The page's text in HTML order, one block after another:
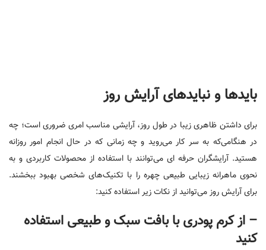
بایدها و نبایدهای آرایش روز
برای داشتن ظاهری زیبا در طول روز، آرایشی مناسب امری ضروری است؛ چه
در هنگامی‌که به سر کار می‌روید و چه زمانی که در حال انجام امور روزانه
هستید. آرایشگران حرفه ای می‌توانند با استفاده از محصولات کاربردی و به
نحوی ماهرانه زیبایی طبیعی چهره را با تکنیک‌های شخصی بهبود ببخشند.
برای آرایش روز می‌توانید از نکات زیر استفاده کنید:
– از کرم پودری با بافت سبک و طبیعی استفاده
کنید